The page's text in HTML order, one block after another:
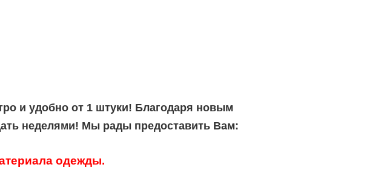
и удобно от 1 штуки! Благодаря новым
неделями! Мы рады предоставить Вам:
одежды.